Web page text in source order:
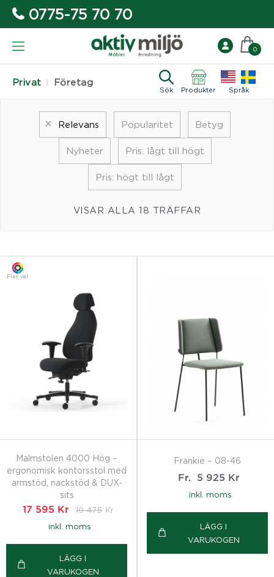
0775-75 70 70
Privat Företag
Sök Produkter Språk
0
Relevans Popularitet Betyg
Nyheter Pris: lågt till högt
Pris: högt till lågt
VISAR ALLA 18 TRÄFFAR
Fler val
Malmstolen 4000 Hög –
ergonomisk kontorsstol med
armstöd, nackstöd & DUX-
sits
17 595 Kr 19 475 Kr
inkl. moms
LÄGG I
VARUKOGEN
Frankie – 08-46
Fr.
5 925 Kr
inkl. moms
LÄGG I
VARUKOGEN